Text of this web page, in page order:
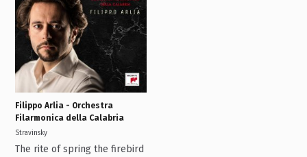
Filippo Arlia - Orchestra
Filarmonica della Calabria
Stravinsky
The rite of spring the firebird